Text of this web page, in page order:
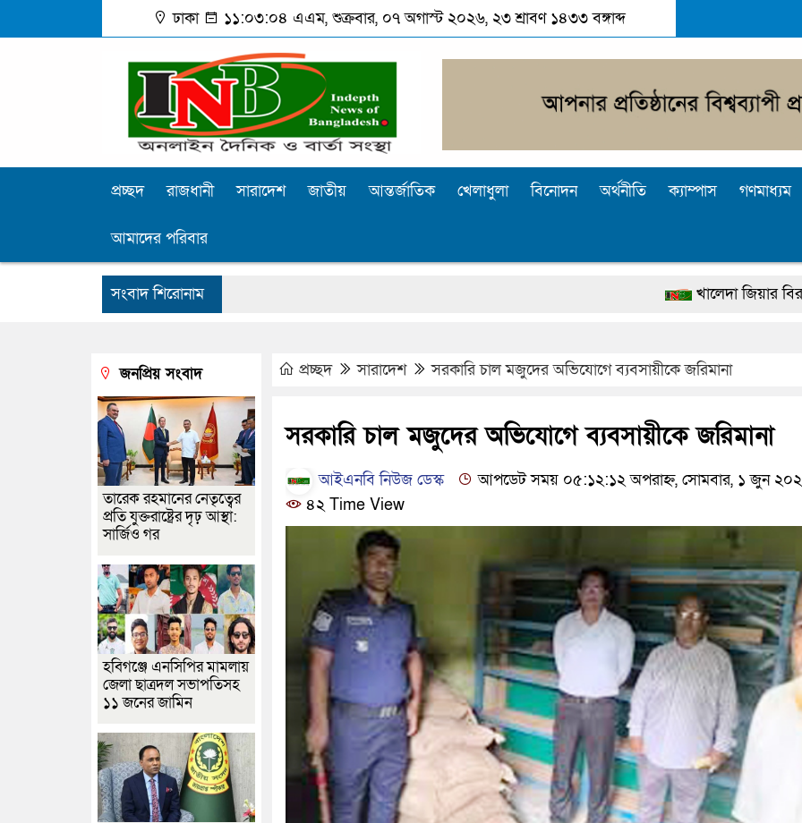
ঢাকা ১১:০৩:০৫ এএম, শুক্রবার, ০৭ অগাস্ট ২০২৬, ২৩ শ্রাবণ ১৪৩৩ বঙ্গাব্দ
প্রচ্ছদ রাজধানী সারাদেশ জাতীয় আন্তর্জাতিক খেলাধুলা বিনোদন অর্থনীতি ক্যাম্পাস গণমাধ্যম
আমাদের পরিবার
সংবাদ শিরোনাম খালেদা জিয়ার বিরুদ্ধে
পুলিশ কোনো দলের বা গোষ্ঠীর
ঢাকার চারপাশে সচল হবে
আদালতকে বলতে চাইলাম
প্রচ্ছদ সারাদেশ সরকারি চাল মজুদের অভিযোগে ব্যবসায়ীকে জরিমানা
সরকারি চাল মজুদের অভিযোগে ব্যবসায়ীকে জরিমানা
আইএনবি নিউজ ডেস্ক
আপডেট সময় ০৫:১২:১২ অপরাহ্ন, সোমবার, ১ জুন
৪২ Time View
জনপ্রিয় সংবাদ
তারেক রহমানের নেতৃত্বের
প্রতি যুক্তরাষ্ট্রের দৃঢ় আস্থা:
সার্জিও গর
হবিগঞ্জে এনসিপির মামলায়
জেলা ছাত্রদল সভাপতিসহ
১১ জনের জামিন